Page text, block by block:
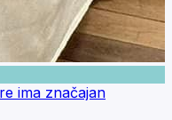
ima značajan